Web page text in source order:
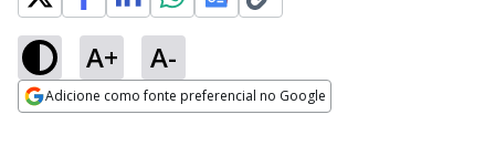
A+ A-
Adicione como fonte preferencial no Google